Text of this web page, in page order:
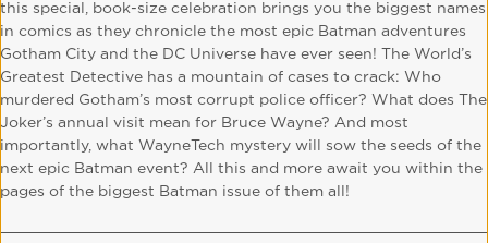
this special, book-size celebration brings you the biggest names
in comics as they chronicle the most epic Batman adventures
Gotham City and the DC Universe have ever seen! The World’s
Greatest Detective has a mountain of cases to crack: Who
murdered Gotham’s most corrupt police officer? What does The
Joker’s annual visit mean for Bruce Wayne? And most
importantly, what WayneTech mystery will sow the seeds of the
next epic Batman event? All this and more await you within the
pages of the biggest Batman issue of them all!